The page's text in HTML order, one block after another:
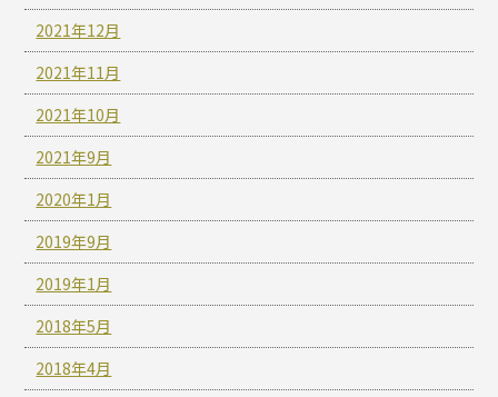
2021年12月
2021年11月
2021年10月
2021年9月
2020年1月
2019年9月
2019年1月
2018年5月
2018年4月